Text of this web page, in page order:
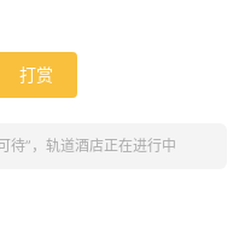
打赏
待”，轨道酒店正在进行中